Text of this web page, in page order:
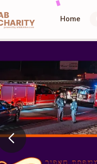
powerd by ahblicklive.com
Home